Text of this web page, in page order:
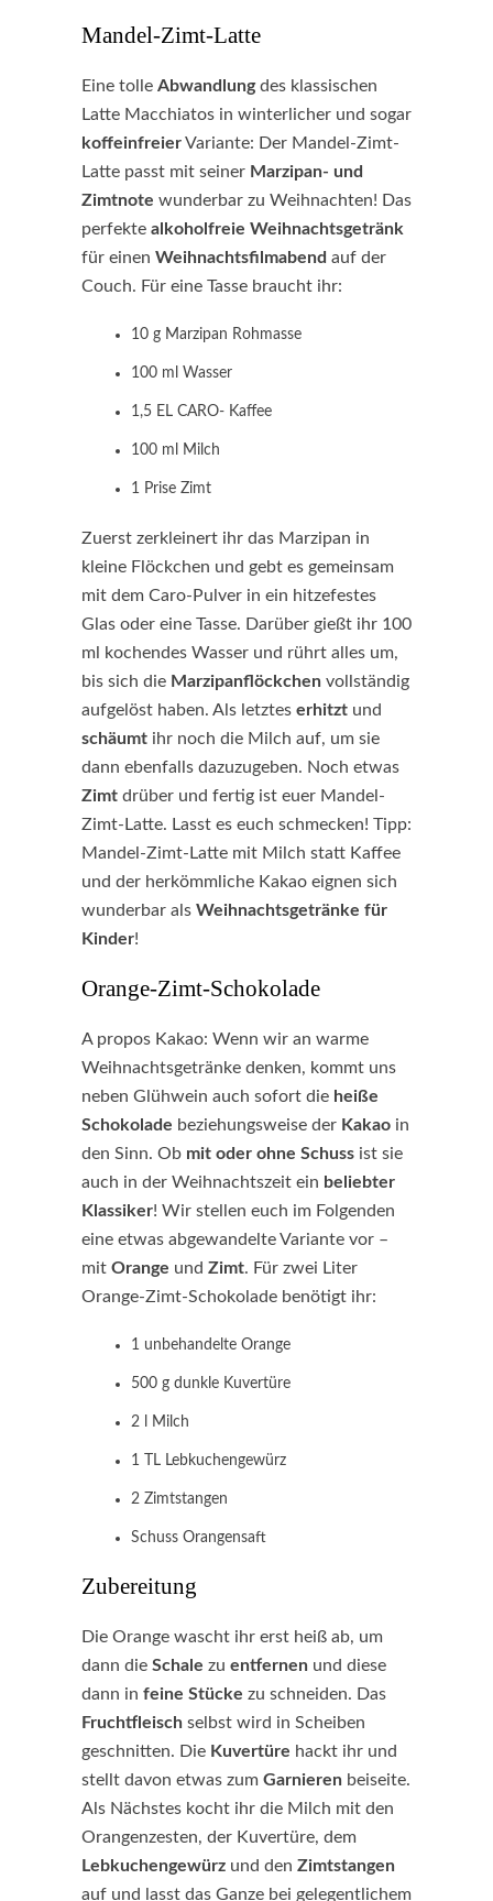
Mandel-Zimt-Latte
Eine tolle Abwandlungdes klassischen
Latte Macchiatos in winterlicher und sogar
koffeinfreierVariante: Der Mandel-Zimt-
Latte passt mit seiner Marzipan- und
Zimtnote wunderbar zu Weihnachten! Das
perfekte alkoholfreie Weihnachtsgetränk
für einen Weihnachtsfilmabend auf der
Couch. Für eine Tasse braucht ihr:
10 g Marzipan Rohmasse
100 ml Wasser
1,5 EL CARO- Kaffee
100 ml Milch
1 Prise Zimt
Zuerst zerkleinert ihr das Marzipan in
kleine Flöckchen und gebt es gemeinsam
mit dem Caro-Pulver in ein hitzefestes
Glas oder eine Tasse. Darüber gießt ihr 100
ml kochendes Wasser und rührt alles um,
bis sich die Marzipanflöckchen vollständig
aufgelöst haben. Als letztes erhitzt und
schäumt ihr noch die Milch auf, um sie
dann ebenfalls dazuzugeben. Noch etwas
Zimt drüber und fertig ist euer Mandel-
Zimt-Latte. Lasst es euch schmecken! Tipp:
Mandel-Zimt-Latte mit Milch statt Kaffee
und der herkömmliche Kakao eignen sich
wunderbar als Weihnachtsgetränke für
Kinder!
Orange-Zimt-Schokolade
A propos Kakao: Wenn wir an warme
Weihnachtsgetränke denken, kommt uns
neben Glühwein auch sofort die heiße
Schokolade beziehungsweise der Kakao in
den Sinn. Ob mit oder ohne Schuss ist sie
auch in der Weihnachtszeit ein beliebter
Klassiker! Wir stellen euch im Folgenden
eine etwas abgewandelte Variante vor –
mit Orange und Zimt. Für zwei Liter
Orange-Zimt-Schokolade benötigt ihr:
1 unbehandelte Orange
500 g dunkle Kuvertüre
2 l Milch
1 TL Lebkuchengewürz
2 Zimtstangen
Schuss Orangensaft
Zubereitung
Die Orange wascht ihr erst heiß ab, um
dann die Schale zu entfernen und diese
dann in feine Stücke zu schneiden. Das
Fruchtfleisch selbst wird in Scheiben
geschnitten. Die Kuvertüre hackt ihr und
stellt davon etwas zum Garnieren beiseite.
Als Nächstes kocht ihr die Milch mit den
Orangenzesten, der Kuvertüre, dem
Lebkuchengewürz und den Zimtstangen
auf und lasst das Ganze bei gelegentlichem